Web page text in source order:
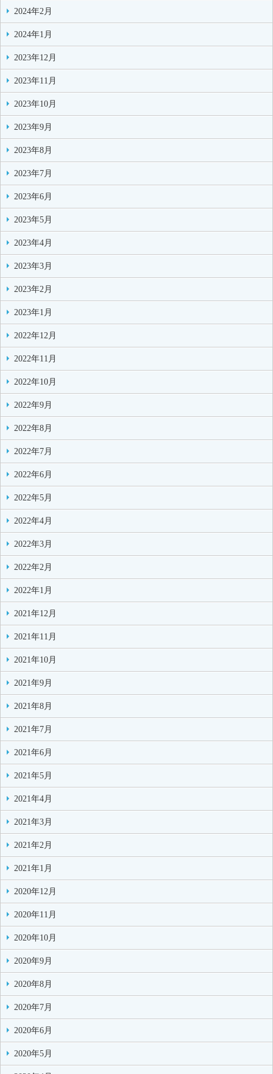
2024年2月
2024年1月
2023年12月
2023年11月
2023年10月
2023年9月
2023年8月
2023年7月
2023年6月
2023年5月
2023年4月
2023年3月
2023年2月
2023年1月
2022年12月
2022年11月
2022年10月
2022年9月
2022年8月
2022年7月
2022年6月
2022年5月
2022年4月
2022年3月
2022年2月
2022年1月
2021年12月
2021年11月
2021年10月
2021年9月
2021年8月
2021年7月
2021年6月
2021年5月
2021年4月
2021年3月
2021年2月
2021年1月
2020年12月
2020年11月
2020年10月
2020年9月
2020年8月
2020年7月
2020年6月
2020年5月